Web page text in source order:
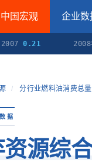
中国宏观 企业数
0.21 2008年
/ 分行业燃料油消费总量
据
源综